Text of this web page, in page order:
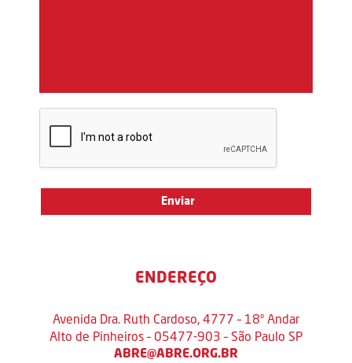
ENDEREÇO
Avenida Dra. Ruth Cardoso, 4777 – 18º Andar
Alto de Pinheiros – 05477-903 – São Paulo SP
ABRE@ABRE.ORG.BR